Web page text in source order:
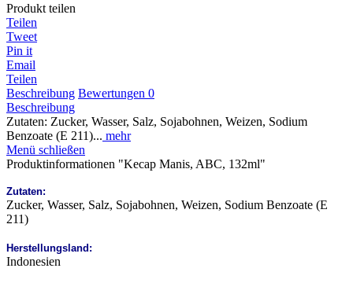
Produkt teilen
Teilen
Tweet
Pin it
Email
Teilen
Beschreibung Bewertungen 0
Beschreibung
Zutaten: Zucker, Wasser, Salz, Sojabohnen, Weizen, Sodium
Benzoate (E 211)... mehr
Menü schließen
Produktinformationen "Kecap Manis, ABC, 132ml"
Zutaten:
Zucker, Wasser, Salz, Sojabohnen, Weizen, Sodium Benzoate (E
211)
Herstellungsland:
Indonesien